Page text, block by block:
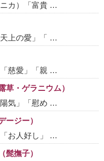
カ）「富貴 …
上の愛」「 …
慈愛」「親 …
草・ゲラニウム）
気」「慰め …
ージー）
お人好し」 …
髭撫子）